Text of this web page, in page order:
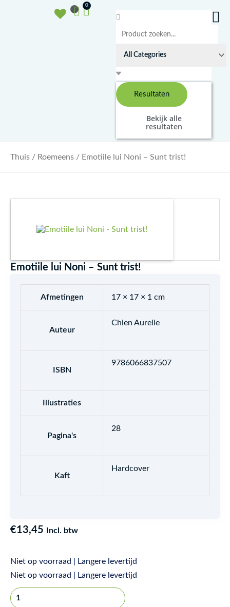
Search
Resultaten
Bekijk alle
resultaten
0
Winkelwagen
Thuis / Roemeens / Emotiile lui Noni – Sunt trist!
Emotiile lui Noni – Sunt trist!
Afmetingen 17 × 17 × 1 cm
Auteur
Chien Aurelie
ISBN
9786066837507
Illustraties
Pagina's
28
Kaft
Hardcover
€13,45 Incl. btw
Niet op voorraad | Langere levertijd
Niet op voorraad | Langere levertijd
Emotiile
lui
Noni